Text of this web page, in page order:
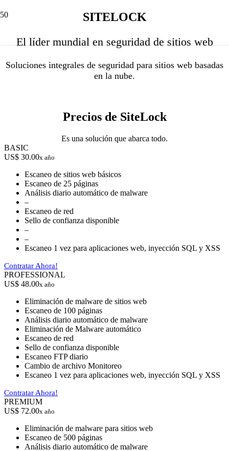
SITELOCK
El líder mundial en seguridad de sitios web
Soluciones integrales de seguridad para sitios web basadas
en la nube.
Precios de SiteLock
Es una solución que abarca todo.
BASIC
US$ 30.00x año
Escaneo de sitios web básicos
Escaneo de 25 páginas
Análisis diario automático de malware
–
Escaneo de red
Sello de confianza disponible
–
–
Escaneo 1 vez para aplicaciones web, inyección SQL y XSS
Contratar Ahora!
PROFESSIONAL
US$ 48.00x año
Eliminación de malware de sitios web
Escaneo de 100 páginas
Análisis diario automático de malware
Eliminación de Malware automático
Escaneo de red
Sello de confianza disponible
Escaneo FTP diario
Cambio de archivo Monitoreo
Escaneo 1 vez para aplicaciones web, inyección SQL y XSS
Contratar Ahora!
PREMIUM
US$ 72.00x año
Eliminación de malware para sitios web
Escaneo de 500 páginas
Análisis diario automático de malware